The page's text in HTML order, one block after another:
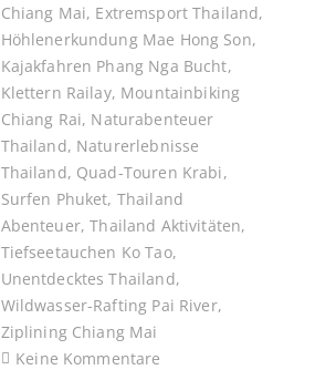
Chiang Mai, Extremsport Thailand,
Höhlenerkundung Mae Hong Son,
Kajakfahren Phang Nga Bucht,
Klettern Railay, Mountainbiking
Chiang Rai, Naturabenteuer
Thailand, Naturerlebnisse
Thailand, Quad-Touren Krabi,
Surfen Phuket, Thailand
Abenteuer,Thailand Aktivitäten,
Tiefseetauchen Ko Tao,
Unentdecktes Thailand,
Wildwasser-Rafting Pai River,
Ziplining Chiang Mai
Keine Kommentare